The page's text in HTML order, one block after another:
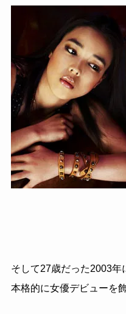
そして27歳だった2003年
本格的に女優デビューを